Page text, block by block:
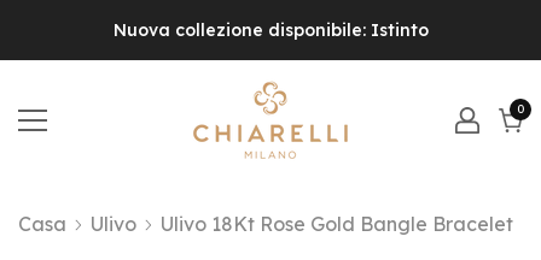
Nuova collezione disponibile: Istinto
00
Casa Ulivo Ulivo 18Kt Rose Gold Bangle Bracelet